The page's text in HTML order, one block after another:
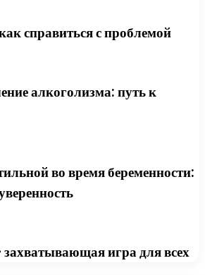
справиться с проблемой
алкоголизма: путь к
во время беременности:
игра для всех